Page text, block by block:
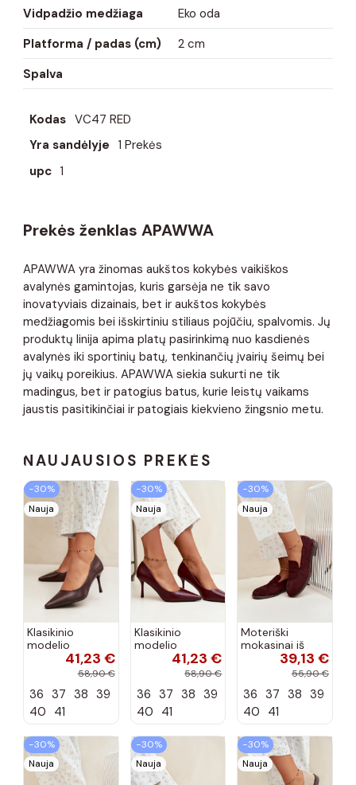
Vidpadžio medžiaga
Eko oda
Platforma / padas (cm)
2 cm
Spalva
Kodas VC47 RED
Yra sandėlyje 1 Prekės
upc 1
Prekės ženklas APAWWA
APAWWA yra žinomas aukštos kokybės vaikiškos
avalynės gamintojas, kuris garsėja ne tik savo
inovatyviais dizainais, bet ir aukštos kokybės
medžiagomis bei išskirtiniu stiliaus pojūčiu, spalvomis. Jų
produktų linija apima platų pasirinkimą nuo kasdienės
avalynės iki sportinių batų, tenkinančių įvairių šeimų bei
jų vaikų poreikius. APAWWA siekia sukurti ne tik
madingus, bet ir patogius batus, kurie leistų vaikams
jaustis pasitikinčiai ir patogiais kiekvieno žingsnio metu.
NAUJAUSIOS PREKĖS
−30%
Nauja
Klasikinio
modelio
aukštakulniai
šokolado
spalvos Nesha
41,23 €
58,90 €
36 37 38 39
40 41
−30%
Nauja
Klasikinio
modelio
aukštakulniai
bordo spalvos
Nesha
41,23 €
58,90 €
36 37 38 39
40 41
−30%
Nauja
Moteriški
mokasinai iš
dirbtinės
zomšos, bordo
39,13 €
55,90 €
36 37 38 39
40 41
−30%
Nauja
−30%
Nauja
−30%
Nauja